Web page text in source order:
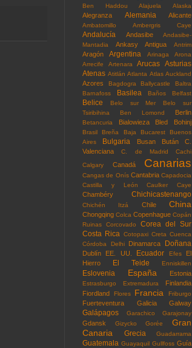
Ben Haddou
Alajuela Alaska
Alegranza Alemania Alicante
Ambatomillo Ambergris Caye
Andalucía Andasibe
Andasibe-
Mantadia
Ankasy Antigua Antrim
Aragón Argentina Arinaga
Arona
Arrecife
Artenara Arucas Asturias
Atenas Atitlán Atlanta Atlas Auckland
Azores Bagdogra Ballycastle
Baltra
Barnafoss
Basilea Baños Belfast
Belice Belo sur Mer
Belo sur
Tsiribihina
Ben Lomond Berlin
Betancuria Bialowieza Bled Bohinj
Brasil Breña Baja Bucarest
Buenos
Aires
Bulgaria Busan Bután
C.
Valenciana
C. de Madrid
Cachi
Calgary
Canadá Canarias
Cangas de Onís Cantabria Capadocia
Castilla y León
Caulker Caye
Chambéry Chichicastenango
Chichén Itzá Chile China
Chongqing Colca Copenhague Copán
Ruinas
Corcovado
Corea del Sur
Costa Rica
Cotopaxi Creta Cuenca
Córdoba
Delhi Dinamarca Doñana
Dublín EE. UU. Ecuador Efes
El
Hierro
El Teide Enniskillen
Eslovenia España Estonia
Estrasburgo Extremadura
Finlandia
Fiordland
Flores Francia Friburgo
Fuerteventura Galicia Galway
Galápagos Garachico Garajonay
Gdansk Gizycko Gorée
Gran
Canaria
Grecia Guadarrama
Guatemala Guayaquil Gullfoss Guía